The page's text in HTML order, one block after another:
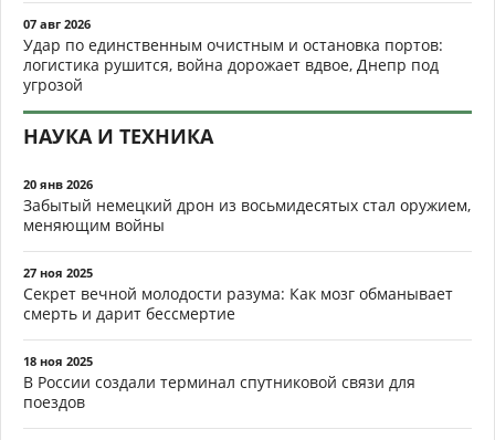
07 авг 2026
Удар по единственным очистным и остановка портов:
логистика рушится, война дорожает вдвое, Днепр под
угрозой
НАУКА И ТЕХНИКА
20 янв 2026
Забытый немецкий дрон из восьмидесятых стал оружием,
меняющим войны
27 ноя 2025
Секрет вечной молодости разума: Как мозг обманывает
смерть и дарит бессмертие
18 ноя 2025
В России создали терминал спутниковой связи для
поездов